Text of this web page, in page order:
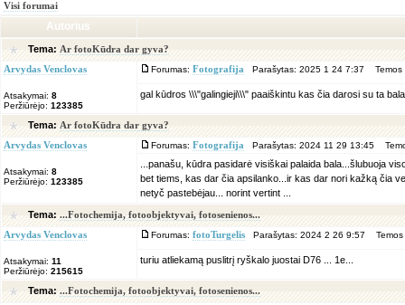
Visi forumai
Autorius
Tema: Ar fotoKūdra dar gyva?
Arvydas Venclovas
Atsakymai: 8
Peržiūrėjo: 123385
Forumas: Fotografija Parašytas: 2025 1 24 7:37 Temos
gal kūdros \\\"galingieji\\\" paaiškintu kas čia darosi su ta
Tema: Ar fotoKūdra dar gyva?
Arvydas Venclovas
Atsakymai: 8
Peržiūrėjo: 123385
Forumas: Fotografija Parašytas: 2024 11 29 13:45
...panašu, kūdra pasidarė visiškai palaida bala...šlubuoja
bet tiems, kas dar čia apsilanko...ir kas dar nori kažką čia
netyč pastebėjau... norint vertint ...
Tema: ...Fotochemija, fotoobjektyvai, fotosenienos...
Arvydas Venclovas
Atsakymai: 11
Peržiūrėjo: 215615
Forumas: fotoTurgelis Parašytas: 2024 2 26 9:57 Temos
turiu atliekamą puslitrį ryškalo juostai D76 ... 1e...
Tema: ...Fotochemija, fotoobjektyvai, fotosenienos...